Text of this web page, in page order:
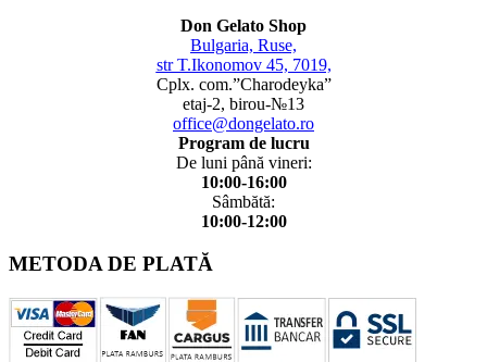
Don Gelato Shop
Bulgaria, Ruse,
str T.Ikonomov 45, 7019,
Cplx. com.”Charodeyka”
etaj-2, birou-№13
office@dongelato.ro
Program de lucru
De luni până vineri:
10:00-16:00
Sâmbătă:
10:00-12:00
METODA DE PLATĂ